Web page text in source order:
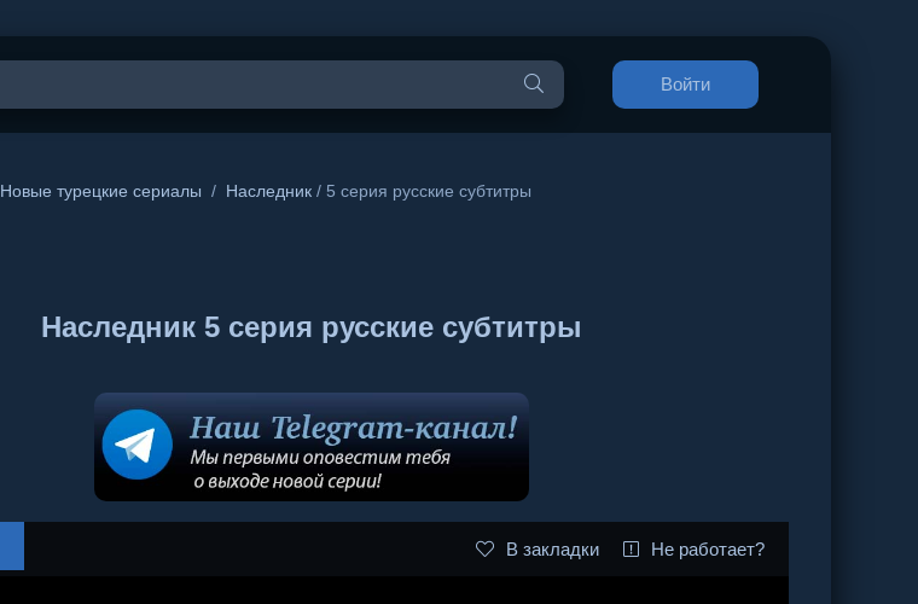
Войти
Новые турецкие сериалы / Наследник / 5 серия русские субтитры
Наследник 5 серия русские субтитры
В закладки Не работает?